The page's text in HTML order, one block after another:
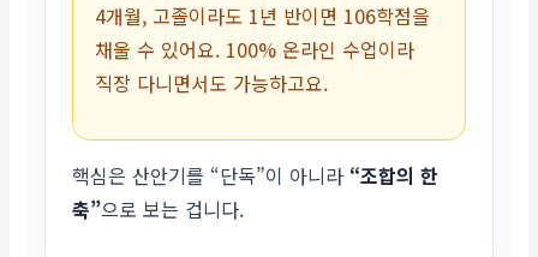
4개월, 고졸이라도 1년 반이면 106학점을
채울 수 있어요. 100% 온라인 수업이라
직장 다니면서도 가능하고요.
핵심은 산안기를 “단독”이 아니라 “조합의 한
축”으로 보는 겁니다.